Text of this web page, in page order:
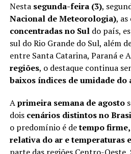
Nesta segunda-feira (3),
Nacional de Meteorologia), as
concentradas no Suldo país,
sul do Rio Grande do Sul, além
entre Santa Catarina, Paraná e
regiões, o destaque continua
baixos índices de umidade do
Aprimeira semana de agosto
dois cenários distintos no
o predomínio é detempo firme,
relativa do ar e temperaturas